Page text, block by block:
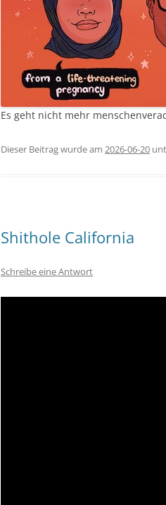
Es geht nicht mehr
Dieser Beitrag wurde am 2026-06-20
Shithole California
Schreibe eine Antwort